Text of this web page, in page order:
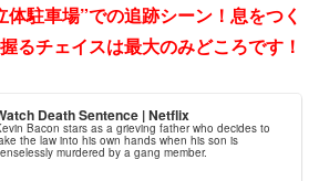
駐車場”での追跡シーン！ 息をつく
るチェイスは最大のみどころです！
Death Sentence | Netflix
Bacon stars as a grieving father who decides to
the law into his own hands when his son is
murdered by a gang member.